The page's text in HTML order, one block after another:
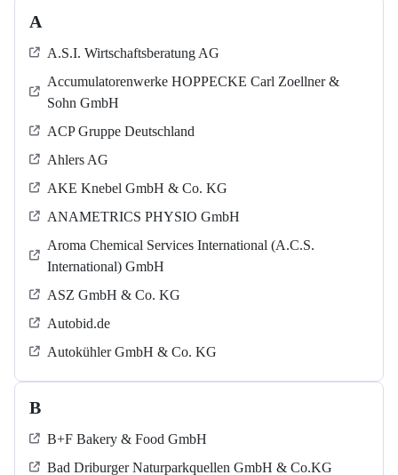
A
A.S.I. Wirtschaftsberatung AG
Accumulatorenwerke HOPPECKE Carl Zoellner &
Sohn GmbH
ACP Gruppe Deutschland
Ahlers AG
AKE Knebel GmbH & Co. KG
ANAMETRICS PHYSIO GmbH
Aroma Chemical Services International (A.C.S.
International) GmbH
ASZ GmbH & Co. KG
Autobid.de
Autokühler GmbH & Co. KG
B
B+F Bakery & Food GmbH
Bad Driburger Naturparkquellen GmbH & Co.KG